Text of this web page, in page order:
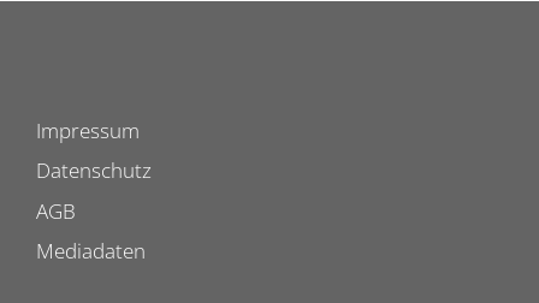
Impressum
Datenschutz
AGB
Mediadaten